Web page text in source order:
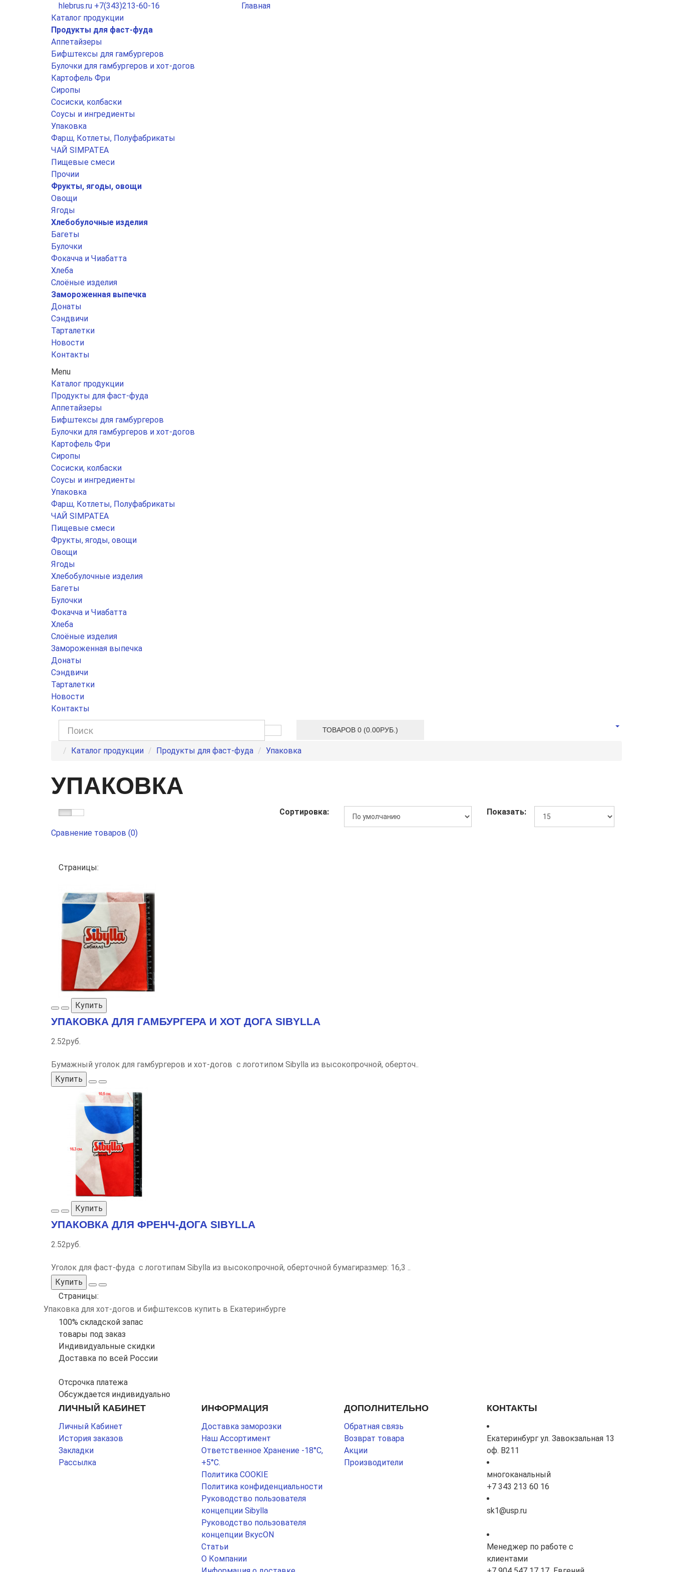
hlebrus.ru +7(343)213-60-16
Главная
Каталог продукции
Продукты для фаст-фуда
Аппетайзеры
Бифштексы для гамбургеров
Булочки для гамбургеров и хот-догов
Картофель Фри
Сиропы
Сосиски, колбаски
Соусы и ингредиенты
Упаковка
Фарш, Котлеты, Полуфабрикаты
ЧАЙ SIMPATEA
Пищевые смеси
Прочии
Фрукты, ягоды, овощи
Овощи
Ягоды
Хлебобулочные изделия
Багеты
Булочки
Фокачча и Чиабатта
Хлеба
Слоёные изделия
Замороженная выпечка
Донаты
Сэндвичи
Тарталетки
Новости
Контакты
Menu
Каталог продукции
Продукты для фаст-фуда
Аппетайзеры
Бифштексы для гамбургеров
Булочки для гамбургеров и хот-догов
Картофель Фри
Сиропы
Сосиски, колбаски
Соусы и ингредиенты
Упаковка
Фарш, Котлеты, Полуфабрикаты
ЧАЙ SIMPATEA
Пищевые смеси
Фрукты, ягоды, овощи
Овощи
Ягоды
Хлебобулочные изделия
Багеты
Булочки
Фокачча и Чиабатта
Хлеба
Слоёные изделия
Замороженная выпечка
Донаты
Сэндвичи
Тарталетки
Новости
Контакты
ТОВАРОВ 0 (0.00РУБ.)
Каталог продукции Продукты для фаст-фуда Упаковка
УПАКОВКА
Сортировка: Показать:
Сравнение товаров (0)
Страницы:
Купить
УПАКОВКА ДЛЯ ГАМБУРГЕРА И ХОТ ДОГА SIBYLLA
2.52руб.
Бумажный уголок для гамбургеров и хот-догов с логотипом Sibylla из высокопрочной, оберточ..
Купить
Купить
УПАКОВКА ДЛЯ ФРЕНЧ-ДОГА SIBYLLA
2.52руб.
Уголок для фаст-фуда с логотипам Sibylla из высокопрочной, оберточной бумагиразмер: 16,3 ..
Купить
Страницы:
Упаковка для хот-догов и бифштексов купить в Екатеринбурге
100% складской запас
товары под заказ
Индивидуальные скидки
Доставка по всей России
Отсрочка платежа
Обсуждается индивидуально
ЛИЧНЫЙ КАБИНЕТ
Личный Кабинет
История заказов
Закладки
Рассылка
ИНФОРМАЦИЯ
Доставка заморозки
Наш Ассортимент
Ответственное Хранение -18°С,
+5°С.
Политика COOKIE
Политика конфиденциальности
Руководство пользователя
концепции Sibylla
Руководство пользователя
концепции ВкусON
Статьи
О Компании
ДОПОЛНИТЕЛЬНО
Обратная связь
Возврат товара
Акции
Производители
КОНТАКТЫ
Екатеринбург ул. Завокзальная 13
оф. В211
многоканальный
+7 343 213 60 16
sk1@usp.ru
Менеджер по работе с
клиентами